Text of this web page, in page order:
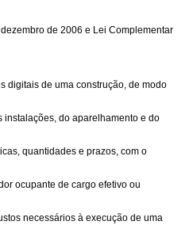
de 2006 e Lei Complementar
digitais de uma construção, de modo
do aparelhamento e do
quantidades e prazos, com o
ocupante de cargo efetivo ou
necessários à execução de uma